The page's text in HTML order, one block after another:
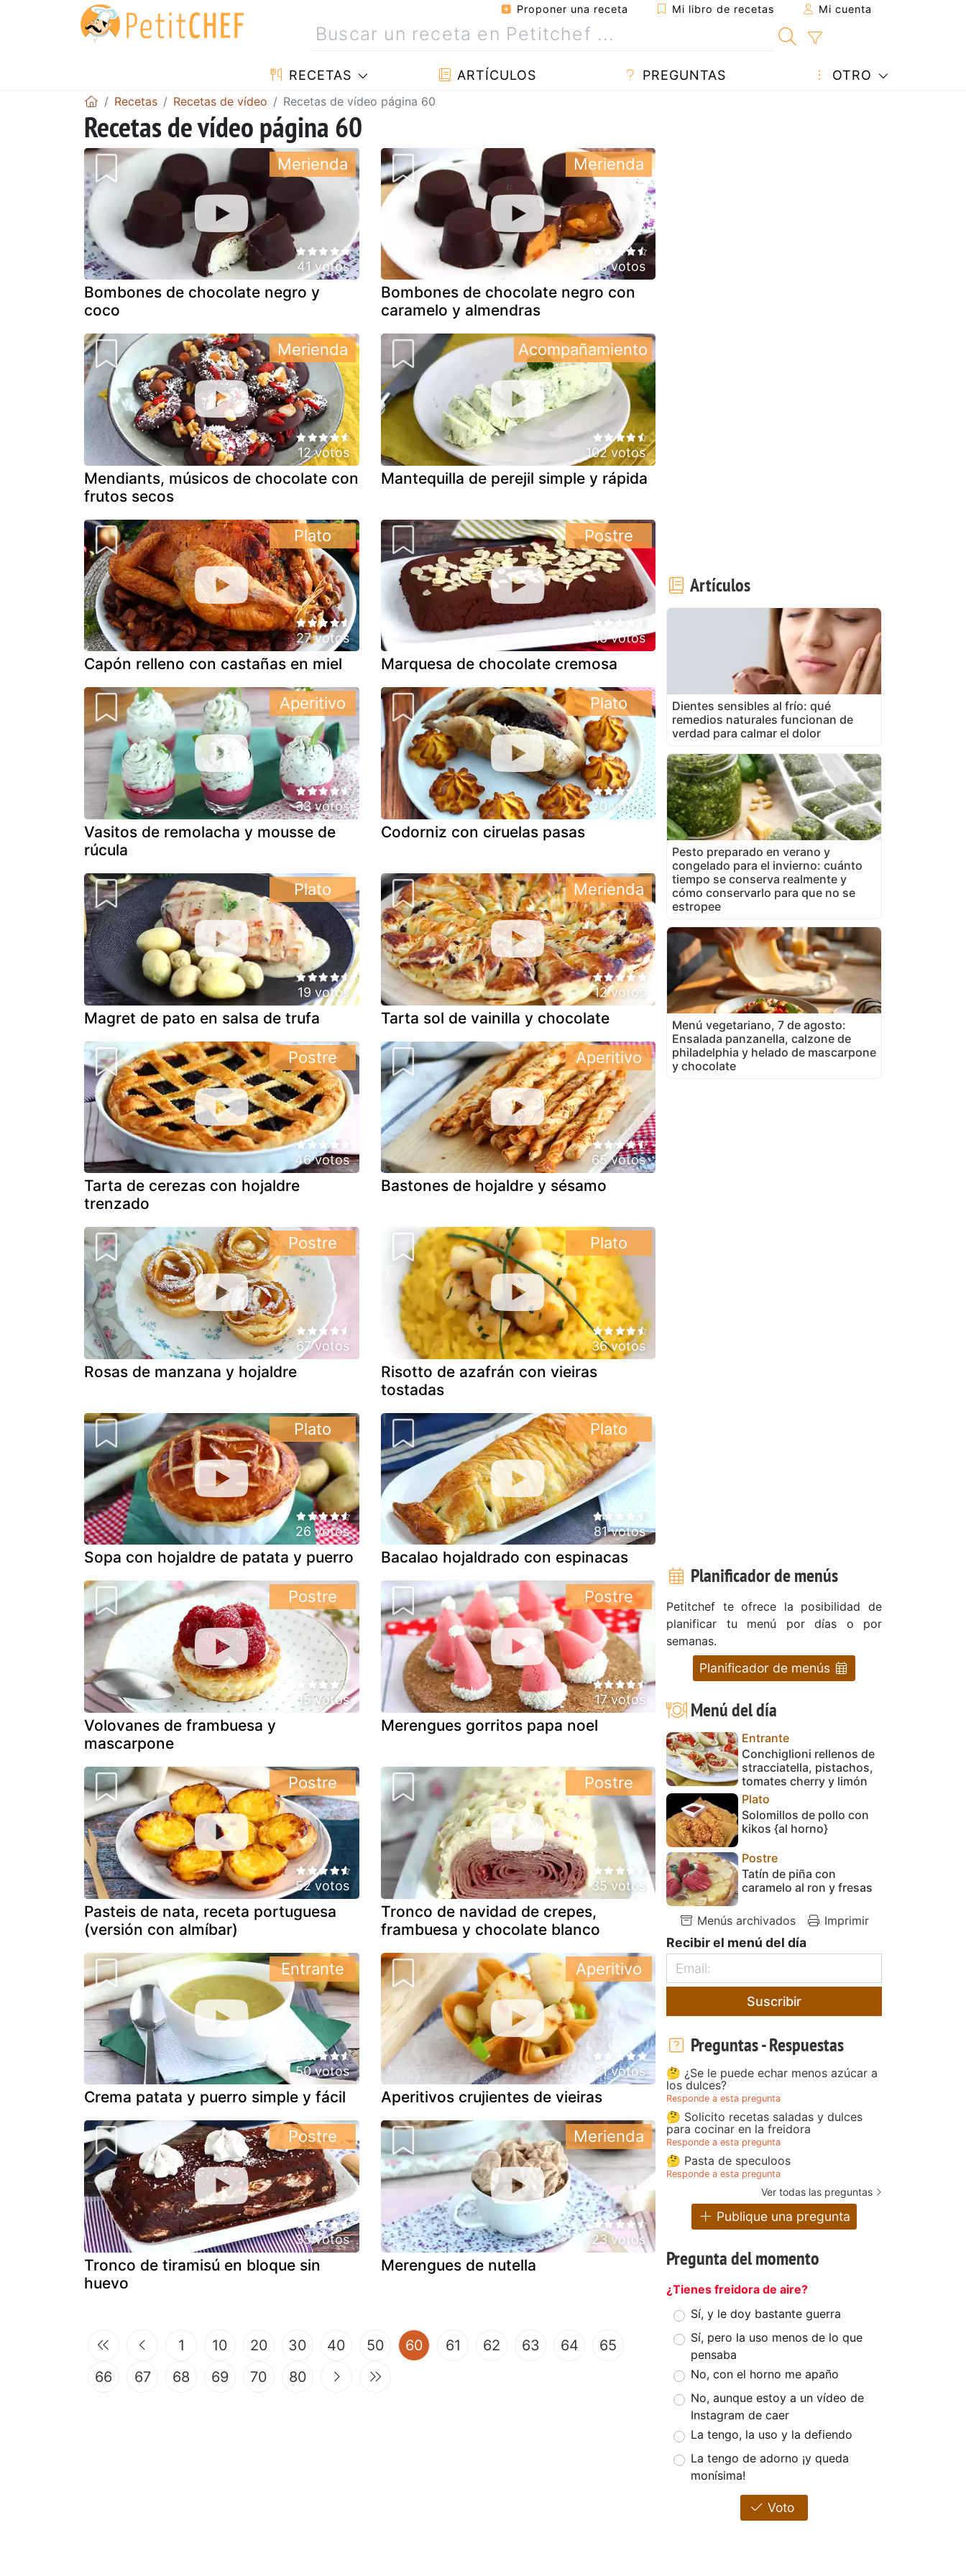
Proponer una receta Mi libro de recetas Mi cuenta
RECETAS ARTÍCULOS PREGUNTAS OTRO
Recetas Recetas de vídeo Recetas de vídeo página 60
Recetas de vídeo página 60
41 votos
Bombones de chocolate negro y
coco
Merienda
16 votos
Bombones de chocolate negro con
caramelo y almendras
Merienda
12 votos
Mendiants, músicos de chocolate con
frutos secos
Merienda
102 votos
Mantequilla de perejil simple y rápida
Acompañamiento
27 votos
Capón relleno con castañas en miel
Plato
16 votos
Marquesa de chocolate cremosa
Postre
33 votos
Vasitos de remolacha y mousse de
rúcula
Aperitivo
20 votos
Codorniz con ciruelas pasas
Plato
19 votos
Magret de pato en salsa de trufa
Plato
12 votos
Tarta sol de vainilla y chocolate
Merienda
46 votos
Tarta de cerezas con hojaldre
trenzado
Postre
65 votos
Bastones de hojaldre y sésamo
Aperitivo
67 votos
Rosas de manzana y hojaldre
Postre
36 votos
Risotto de azafrán con vieiras
tostadas
Plato
26 votos
Sopa con hojaldre de patata y puerro
Plato
81 votos
Bacalao hojaldrado con espinacas
Plato
15 votos
Volovanes de frambuesa y
mascarpone
Postre
17 votos
Merengues gorritos papa noel
Postre
52 votos
Pasteis de nata, receta portuguesa
(versión con almíbar)
Postre
35 votos
Tronco de navidad de crepes,
frambuesa y chocolate blanco
Postre
50 votos
Crema patata y puerro simple y fácil
Entrante
31 votos
Aperitivos crujientes de vieiras
Aperitivo
35 votos
Tronco de tiramisú en bloque sin
huevo
Postre
23 votos
Merengues de nutella
Merienda
1 10 20 30 40 50 60(current)
61 62 63 64
65
66
67 68 69 70 80
Artículos
Dientes sensibles al frío: qué
remedios naturales funcionan de
verdad para calmar el dolor
Pesto preparado en verano y
congelado para el invierno: cuánto
tiempo se conserva realmente y
cómo conservarlo para que no se
estropee
Menú vegetariano, 7 de agosto:
Ensalada panzanella, calzone de
philadelphia y helado de mascarpone
y chocolate
Planificador de menús
Petitchef te ofrece la posibilidad de
planificar tu menú por días o por
semanas.
Planificador de menús
Menú del día
Entrante
Conchiglioni rellenos de
stracciatella, pistachos,
tomates cherry y limón
Plato
Solomillos de pollo con
kikos {al horno}
Postre
Tatín de piña con
caramelo al ron y fresas
Menús archivados Imprimir
Recibir el menú del día
Suscribir
Preguntas - Respuestas
🤔 ¿Se le puede echar menos azúcar a
los dulces?
Responde a esta pregunta
🤔 Solicito recetas saladas y dulces
para cocinar en la freidora
Responde a esta pregunta
🤔 Pasta de speculoos
Responde a esta pregunta
Ver todas las preguntas
Publique una pregunta
Pregunta del momento
¿Tienes freidora de aire?
Sí, y le doy bastante guerra
Sí, pero la uso menos de lo que
pensaba
No, con el horno me apaño
No, aunque estoy a un vídeo de
Instagram de caer
La tengo, la uso y la defiendo
La tengo de adorno ¡y queda
monísima!
Voto